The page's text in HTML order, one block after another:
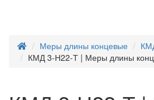
Меры длины концевые
КМД 3-Н22-Т | Меры длины